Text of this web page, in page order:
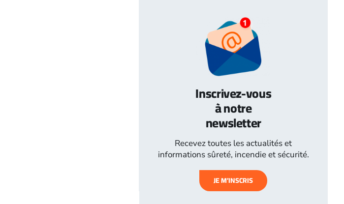
Inscrivez-vous
à notre
newsletter
Recevez toutes les actualités et
informations sûreté, incendie et sécurité.
JE M’INSCRIS